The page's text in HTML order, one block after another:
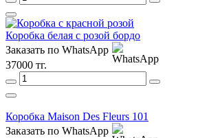
Коробка белая с розой бордо
Заказать по WhatsApp
37000 тг.
Коробка Maison Des Fleurs 101
Заказать по WhatsApp